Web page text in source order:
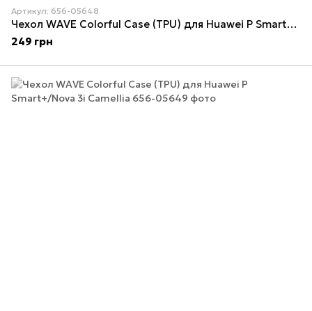
Артикул: 656-05648
Чехол WAVE Colorful Case (TPU) для Huawei P Smart+/Nova 3i Mint gum
249 грн